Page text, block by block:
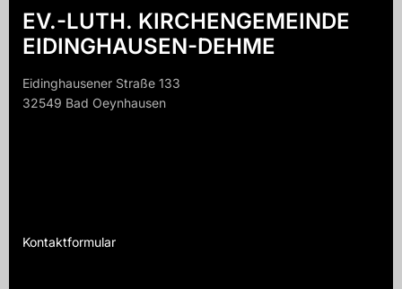
EV.-LUTH. KIRCHENGEMEINDE
EIDINGHAUSEN-DEHME
Eidinghausener Straße 133
32549 Bad Oeynhausen
Kontaktformular